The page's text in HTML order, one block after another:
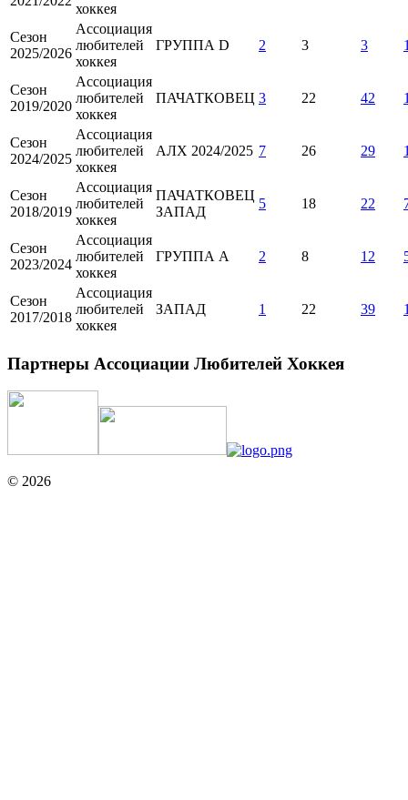
хоккея
Сезон
2025/2026
Ассоциация
любителей
хоккея
ГРУППА D 2 3 3
Сезон
2019/2020
Ассоциация
любителей
хоккея
ПАЧАТКОВЕЦ 3 22 42
Сезон
2024/2025
Ассоциация
любителей
хоккея
АЛХ 2024/2025 7 26 29
Сезон
2018/2019
Ассоциация
любителей
хоккея
ПАЧАТКОВЕЦ
ЗАПАД
5 18 22
Сезон
2023/2024
Ассоциация
любителей
хоккея
ГРУППА А 2 8 12
Сезон
2017/2018
Ассоциация
любителей
хоккея
ЗАПАД 1 22 39
Партнеры Ассоциации Любителей Хоккея
© 2026